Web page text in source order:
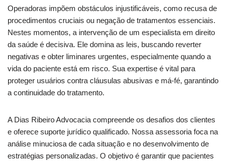
Operadoras impõem obstáculos injustificáveis, como recusa de
procedimentos cruciais ou negação de tratamentos essenciais.
Nestes momentos, a intervenção de um especialista em direito
da saúde é decisiva. Ele domina as leis, buscando reverter
negativas e obter liminares urgentes, especialmente quando a
vida do paciente está em risco. Sua expertise é vital para
proteger usuários contra cláusulas abusivas e má-fé, garantindo
a continuidade do tratamento.
A Dias Ribeiro Advocacia compreende os desafios dos clientes
e oferece suporte jurídico qualificado. Nossa assessoria foca na
análise minuciosa de cada situação e no desenvolvimento de
estratégias personalizadas. O objetivo é garantir que pacientes